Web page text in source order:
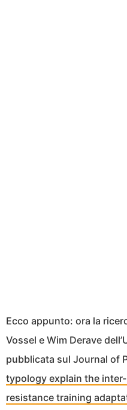
Ecco appunto: ora la
Vossel e Wim Derave
pubblicata sul Journal of
typology explain the
resistance training